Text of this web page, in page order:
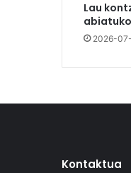
Lau
2026-
Kontaktua